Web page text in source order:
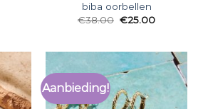
biba oorbellen
€38.00 €25.00
Aanbieding!